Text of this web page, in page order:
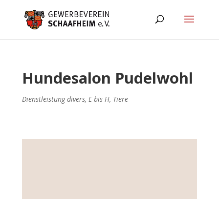
Hundesalon Pudelwohl
Dienstleistung divers, E bis H, Tiere